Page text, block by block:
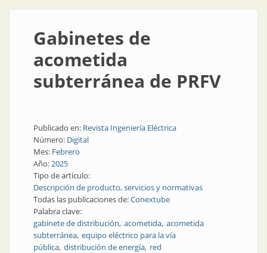
Gabinetes de
acometida
subterránea de PRFV
Publicado en: Revista Ingeniería Eléctrica
Número: Digital
Mes: Febrero
Año:2025
Tipo de artículo:
Descripción de producto, servicios y normativas
Todas las publicaciones de:Conextube
Palabra clave:
gabinete de distribución acometida acometida
subterránea equipo eléctrico para la vía
pública distribución de energía red